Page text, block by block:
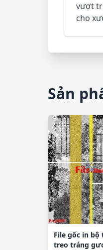
vượt
cho
Sản
File gốc in bộ
treo tráng